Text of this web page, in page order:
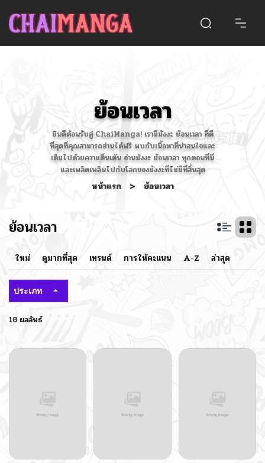
ย้อนเวลา
ยินดีต้อนรับสู่ ChaiManga! เรามีมังงะ ย้อนเวลา ที่ดี
ที่สุดที่คุณสามารถอ่านได้ฟรี พบกับเนื้อหาที่น่าสนใจและ
เต็มไปด้วยความตื่นเต้น อ่านมังงะ ย้อนเวลา ทุกตอนที่นี่
และเพลิดเพลินไปกับโลกของมังงะที่ไม่มีที่สิ้นสุด
หน้าแรก > ย้อนเวลา
ย้อนเวลา
ใหม่ ดูมากที่สุด เทรนด์ การให้คะแนน A-Z ล่าสุด
ประเภท
18 ผลลัพธ์